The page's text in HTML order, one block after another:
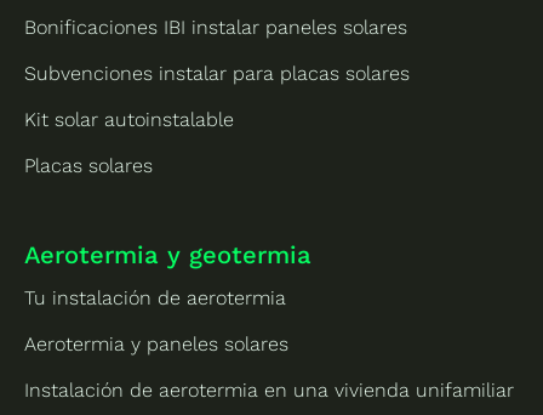
Bonificaciones IBI instalar paneles solares
Subvenciones instalar para placas solares
Kit solar autoinstalable
Placas solares
Aerotermia y geotermia
Tu instalación de aerotermia
Aerotermia y paneles solares
Instalación de aerotermia en una vivienda unifamiliar